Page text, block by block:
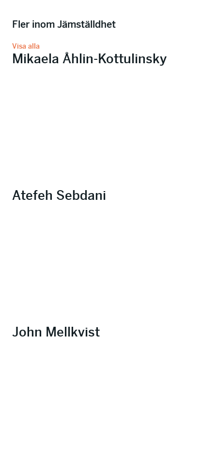
Fler inom Jämställdhet
Visa alla
Mikaela Åhlin-Kottulinsky
Atefeh Sebdani
John Mellkvist